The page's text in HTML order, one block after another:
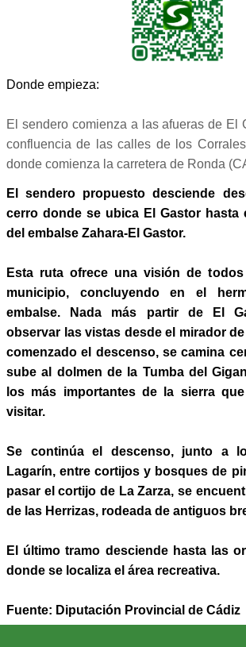
Donde empieza:
El sendero comienza a las afueras de El
confluencia de las calles de los
donde comienza la carretera de Ronda
El sendero propuesto desciende
cerro donde se ubica El Gastor hasta
del embalse Zahara-El Gastor.
Esta ruta ofrece una visión de
municipio, concluyendo en el
embalse. Nada más partir de El
observar las vistas desde el mirador
comenzado el descenso, se camina
sube al dolmen de la Tumba del
los más importantes de la sierra
visitar.
Se continúa el descenso, junto a
Lagarín, entre cortijos y bosques de
pasar el cortijo de La Zarza, se
de las Herrizas, rodeada de antiguos
El último tramo desciende hasta las
donde se localiza el área recreativa.
Fuente: Diputación Provincial de Cádiz